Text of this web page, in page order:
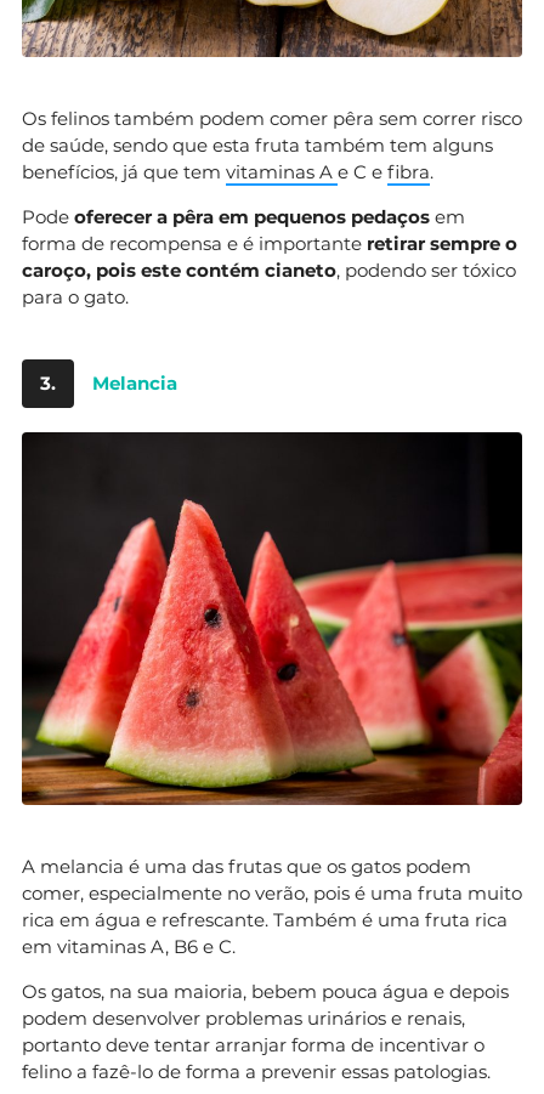
Os felinos também podem comer pêra sem correr risco
de saúde, sendo que esta fruta também tem alguns
benefícios, já que tem vitaminas A e C e fibra.
Pode oferecer a pêra em pequenos pedaços em
forma de recompensa e é importante retirar sempre o
caroço, pois este contém cianeto, podendo ser tóxico
para o gato.
3. Melancia
A melancia é uma das frutas que os gatos podem
comer, especialmente no verão, pois é uma fruta muito
rica em água e refrescante. Também é uma fruta rica
em vitaminas A, B6 e C.
Os gatos, na sua maioria, bebem pouca água e depois
podem desenvolver problemas urinários e renais,
portanto deve tentar arranjar forma de incentivar o
felino a fazê-lo de forma a prevenir essas patologias.